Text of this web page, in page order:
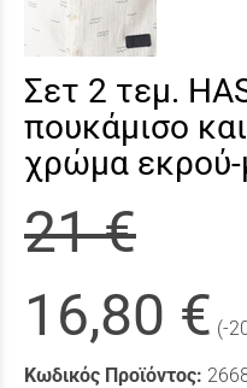
Σετ 2 τεμ.
πουκάμισο
χρώμα
21 €
16,80 € (-
Κωδικός Προϊόντος: